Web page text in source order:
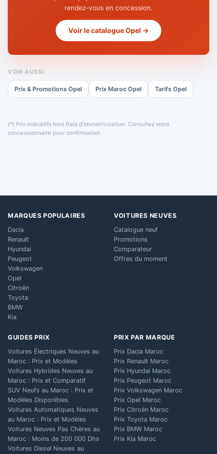
rendez-vous en concession.
Voir le catalogue Opel →
VOIR AUSSI
Prix & Promotions Opel Prix Maroc Opel Tarifs Opel
(*) Prix indicatifs hors frais d'immatriculation. Consultez votre
concessionnaire pour confirmation.
MARQUES POPULAIRES
Dacia
Renault
Hyundai
Peugeot
Volkswagen
Opel
Citroën
Toyota
BMW
Kia
VOITURES NEUVES
Catalogue neuf
Promotions
Comparateur
Offres du moment
GUIDES PRIX
Voitures Électriques Neuves au
Maroc : Prix et Modèles
Voitures Hybrides Neuves au
Maroc : Prix et Comparatif
SUV Neufs au Maroc : Prix et
Modèles Disponibles
Voitures Automatiques Neuves
au Maroc : Prix et Modèles
Voitures Neuves Pas Chères au
Maroc : Moins de 200 000 Dhs
Voitures Diesel Neuves au
PRIX PAR MARQUE
Prix Dacia Maroc
Prix Renault Maroc
Prix Hyundai Maroc
Prix Peugeot Maroc
Prix Volkswagen Maroc
Prix Opel Maroc
Prix Citroën Maroc
Prix Toyota Maroc
Prix BMW Maroc
Prix Kia Maroc